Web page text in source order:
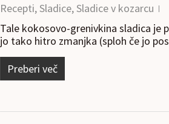
Recepti,Sladice,Sladice v kozarcu
Tale kokosovo-grenivkina sladica je
jo tako hitro zmanjka (sploh če jo
Preberi več